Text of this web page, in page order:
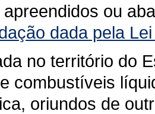
ou
dada pela
no território do
combustíveis
oriundos de